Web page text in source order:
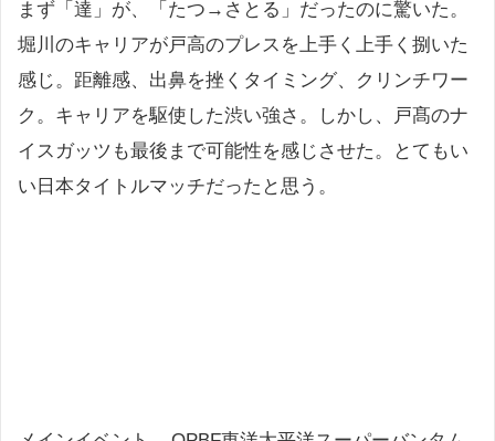
まず「達」が、「たつ→さとる」だったのに驚いた。
堀川のキャリアが戸高のプレスを上手く上手く捌いた
感じ。距離感、出鼻を挫くタイミング、クリンチワー
ク。キャリアを駆使した渋い強さ。しかし、戸髙のナ
イスガッツも最後まで可能性を感じさせた。とてもい
い日本タイトルマッチだったと思う。